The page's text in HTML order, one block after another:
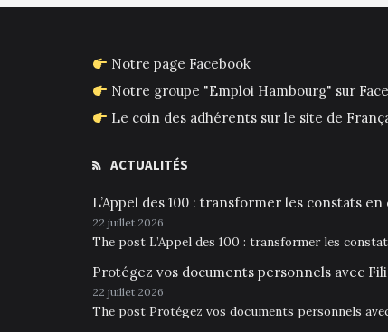
Notre page Facebook
Notre groupe "Emploi Hambourg" sur
Le coin des adhérents sur le site de
ACTUALITÉS
L’Appel des 100 : transformer les constats
22 juillet 2026
The post L’Appel des 100 : transformer les
Protégez vos documents personnels avec
22 juillet 2026
The post Protégez vos documents personnels